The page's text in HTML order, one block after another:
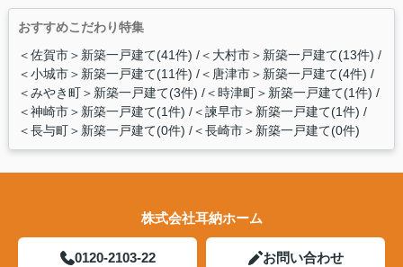
おすすめこだわり特集
＜佐賀市＞新築一戸建て(41件) ＜大村市＞新築一戸建て(13件)
＜小城市＞新築一戸建て(11件) ＜唐津市＞新築一戸建て(4件)
＜みやき町＞新築一戸建て(3件) ＜時津町＞新築一戸建て(1件)
＜神崎市＞新築一戸建て(1件) ＜諫早市＞新築一戸建て(1件)
＜長与町＞新築一戸建て(0件) ＜長崎市＞新築一戸建て(0件)
株式会社耳納ホーム
0120-2103-22 お問い合わせ